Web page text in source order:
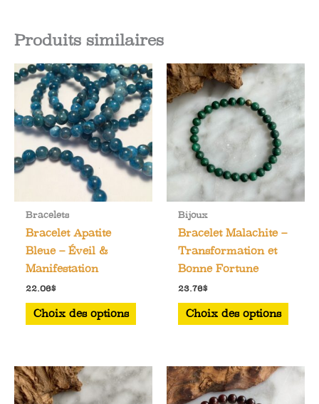
Produits similaires
Bracelets
Bracelet Apatite
Bleue – Éveil &
Manifestation
22.06$
Choix des options
Ce
produit
variations.
Les
Bijoux
Bracelet Malachite –
Transformation et
Bonne Fortune
23.76$
Choix des options
Ce
Les